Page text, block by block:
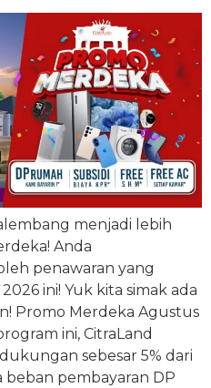
menjadi lebih
Anda
penawaran yang
ini! Yuk kita simak ada
Promo Merdeka Agustus
ini, CitraLand
sebesar 5% dari
beban pembayaran DP